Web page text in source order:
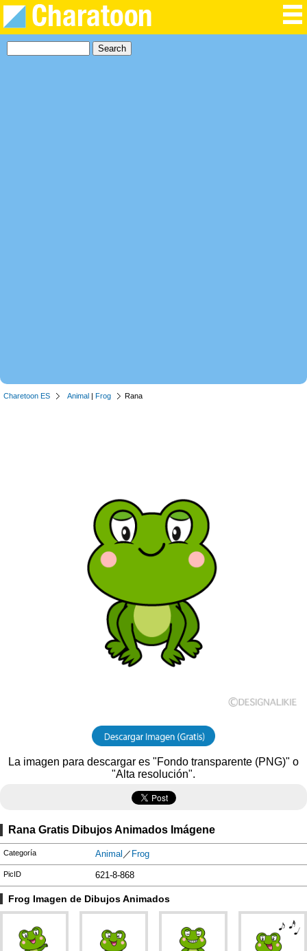
Charetoon ES Animal | Frog Rana
La imagen para descargar es "Fondo transparente (PNG)" o
"Alta resolución".
Rana Gratis Dibujos Animados Imágene
Categoría Animal ／ Frog
PicID 621-8-868
Frog Imagen de Dibujos Animados